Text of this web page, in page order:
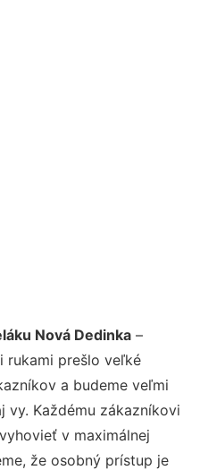
Nová Dedinka –
rukami prešlo veľké
a budeme veľmi
vy. Každému zákazníkovi
v maximálnej
že osobný prístup je